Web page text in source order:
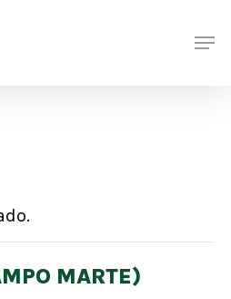
MARTE)